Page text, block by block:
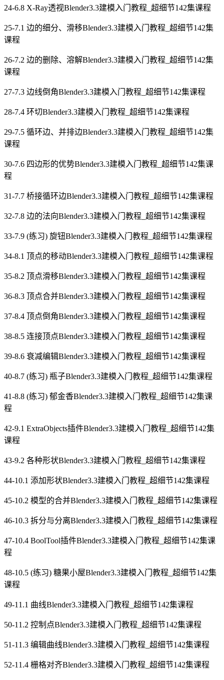
24-6.8 X-Ray透视Blender3.3建模入门教程_超细节142集课程
25-7.1 边的细分、滑移Blender3.3建模入门教程_超细节142集
课程
26-7.2 边的删除、溶解Blender3.3建模入门教程_超细节142集
课程
27-7.3 边线倒角Blender3.3建模入门教程_超细节142集课程
28-7.4 环切Blender3.3建模入门教程_超细节142集课程
29-7.5 循环边、并排边Blender3.3建模入门教程_超细节142集
课程
30-7.6 四边形的优势Blender3.3建模入门教程_超细节142集课
程
31-7.7 桥接循环边Blender3.3建模入门教程_超细节142集课程
32-7.8 边的法向Blender3.3建模入门教程_超细节142集课程
33-7.9 (练习) 旋钮Blender3.3建模入门教程_超细节142集课程
34-8.1 顶点的移动Blender3.3建模入门教程_超细节142集课程
35-8.2 顶点滑移Blender3.3建模入门教程_超细节142集课程
36-8.3 顶点合并Blender3.3建模入门教程_超细节142集课程
37-8.4 顶点倒角Blender3.3建模入门教程_超细节142集课程
38-8.5 连接顶点Blender3.3建模入门教程_超细节142集课程
39-8.6 衰减编辑Blender3.3建模入门教程_超细节142集课程
40-8.7 (练习) 瓶子Blender3.3建模入门教程_超细节142集课程
41-8.8 (练习) 郁金香Blender3.3建模入门教程_超细节142集课
程
42-9.1 ExtraObjects插件Blender3.3建模入门教程_超细节142集
课程
43-9.2 各种形状Blender3.3建模入门教程_超细节142集课程
44-10.1 添加形状Blender3.3建模入门教程_超细节142集课程
45-10.2 模型的合并Blender3.3建模入门教程_超细节142集课程
46-10.3 拆分与分离Blender3.3建模入门教程_超细节142集课程
47-10.4 BoolTool插件Blender3.3建模入门教程_超细节142集课
程
48-10.5 (练习) 糖果小屋Blender3.3建模入门教程_超细节142集
课程
49-11.1 曲线Blender3.3建模入门教程_超细节142集课程
50-11.2 控制点Blender3.3建模入门教程_超细节142集课程
51-11.3 编辑曲线Blender3.3建模入门教程_超细节142集课程
52-11.4 栅格对齐Blender3.3建模入门教程_超细节142集课程